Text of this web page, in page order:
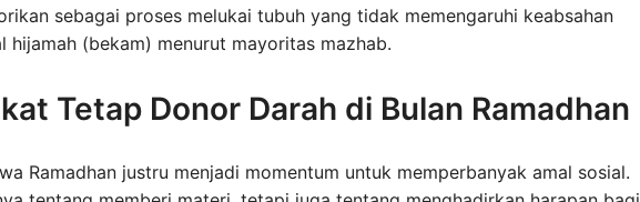
sebagai proses melukai tubuh yang tidak memengaruhi keabsahan
hijamah (bekam) menurut mayoritas mazhab.
Tetap Donor Darah di Bulan Ramadhan
Ramadhan justru menjadi momentum untuk memperbanyak amal sosial.